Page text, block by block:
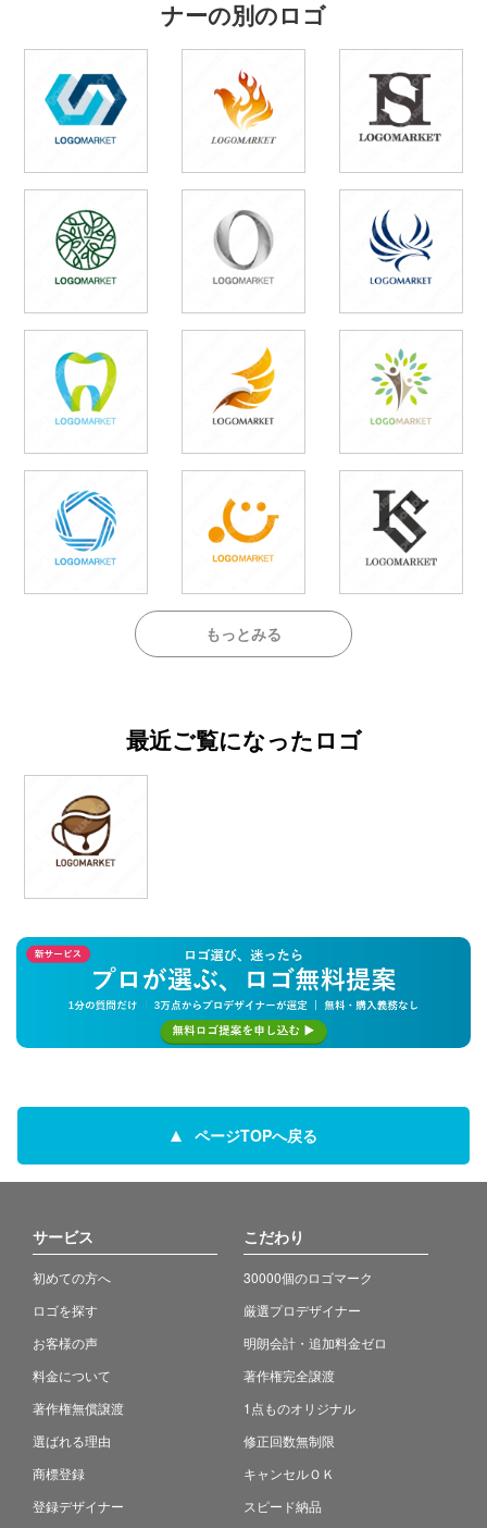
ナーの別のロゴ
もっとみる
最近ご覧になったロゴ
ページTOPへ戻る
サービス
初めての方へ
ロゴを探す
お客様の声
料金について
著作権無償譲渡
選ばれる理由
商標登録
登録デザイナー
こだわり
30000個のロゴマーク
厳選プロデザイナー
明朗会計・追加料金ゼロ
著作権完全譲渡
1点ものオリジナル
修正回数無制限
キャンセルＯＫ
スピード納品